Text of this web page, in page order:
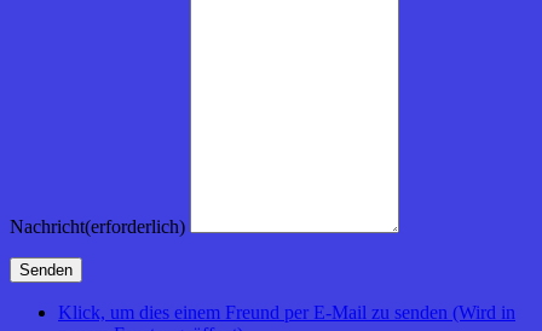
Nachricht(erforderlich)
Senden
Klick, um dies einem Freund per E-Mail zu senden (Wird in